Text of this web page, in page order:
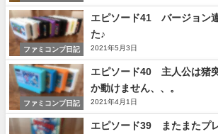
ファミコンプ日記
エピソード41 バージョン
た♪
2021年5月3日
ファミコンプ日記
エピソード40 主人公は猪
か動けません、、。
2021年4月1日
エピソード39 またまたプ